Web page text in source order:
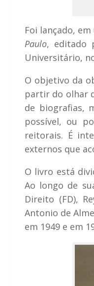
Foi lançado,
Paulo, editado
Universitário,
O objetivo da
partir do olhar
de biografias,
possível, ou
reitorais. É
externos que
O livro está
Ao longo de
Direito (FD),
Antonio de
em 1949 e em